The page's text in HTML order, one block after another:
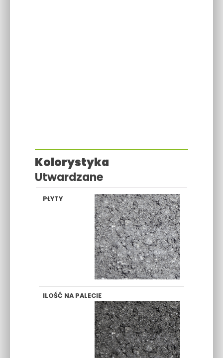
Kolorystyka
Utwardzane
SZARY GRAFITOWY CZERWONY